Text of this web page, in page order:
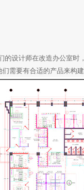
的设计师在改造办公室
需要有合适的产品来构